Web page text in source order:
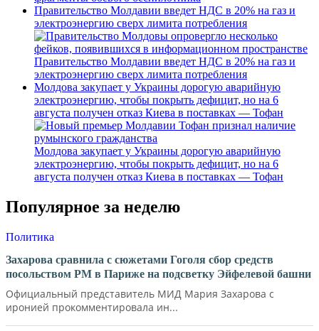
Правительство Молдавии введет НДС в 20% на газ и
электроэнергию сверх лимита потребления
Правительство Молдавии введет НДС в 20% на газ и
электроэнергию сверх лимита потребления
Молдова закупает у Украины дорогую аварийную
электроэнергию, чтобы покрыть дефицит, но на 6
августа получен отказ Киева в поставках — Тофан
Молдова закупает у Украины дорогую аварийную
электроэнергию, чтобы покрыть дефицит, но на 6
августа получен отказ Киева в поставках — Тофан
Популярное за неделю
Политика
Захарова сравнила с сюжетами Гоголя сбор средств
посольством РМ в Париже на подсветку Эйфелевой башни
Официальный представитель МИД Мария Захарова с
иронией прокомментировала ин...